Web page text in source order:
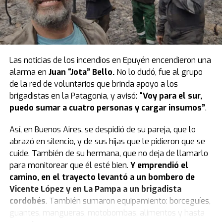
estaba molesto porque había acordado con los
libertarios no habilitar la presencia de familiares en las
gradas. Sin embargo, el oficialismo permitió el ingreso
de varios que se ubicaron en los palcos del primer piso.
“Somos legisladores, no estamos para responder el
enojo, estamos para dictar leyes que hagan la vida
mejor y construyan una sociedad mejor. Debemos
actuar con racionalidad y humanidad. Esta ley no es la
solución de nada”, sostuvo Corpacci.
Gerardo Zamora, de Santiago del Estero, recorrió
diferentes artículos para argumentar la
inconstitucionalidad de la norma. El ex gobernador
advirtió que el proyecto generará “litigiosidad”. “En
defensa del federalismo, mi voto y el de mi bloque es
negativo”.
de 2024, aunque los videos empezaron a viralizarse
recién en 2025. “La idea fue mía, pero mi esposa me
sigue a todo lo que digo, pobre”, bromeó Diego. El
concepto es simple pero potente:detectar un local
que necesite un cambio de imagen, presentarse con
una carta y ofrecer la transformación total.
Sin embargo, el camino de la solidaridad tiene
obstáculos. “Muchas veces nos rebotaron por
desconfianza. También hay mucho ‘odio’ en redes
porque llama la atención que alguien haga esto gratis”,
explicó. Pero cuando el “sí” llega,la magia ocurre en
tiempo récord:“Si lo podemos hacer en seis o siete
horas, lo hacemos. Me encanta el factor sorpresa”.
“No pinto beige, la onda es que se vea”
Diego no se limita a cubrir manchas: busca impacto. Sus
Las noticias de los incendios en Epuyén encendieron una
alarma en Juan “Jota” Bello.No lo dudó, fue al grupo
de la red de voluntarios que brinda apoyo a los
brigadistas en la Patagonia, y avisó: “Voy para el sur,
puedo sumar a cuatro personas y cargar insumos”.
Así, en Buenos Aires, se despidió de su pareja, que lo
abrazó en silencio, y de sus hijas que le pidieron que se
cuide. También de su hermana, que no deja de llamarlo
para monitorear que él esté bien. Y emprendió el
camino, en el trayecto levantó a un bombero de
Vicente López y en La Pampa a un brigadista
cordobés. También sumaron equipamiento: borceguíes,
guantes, mangueras, motobombas, alimentos y hasta